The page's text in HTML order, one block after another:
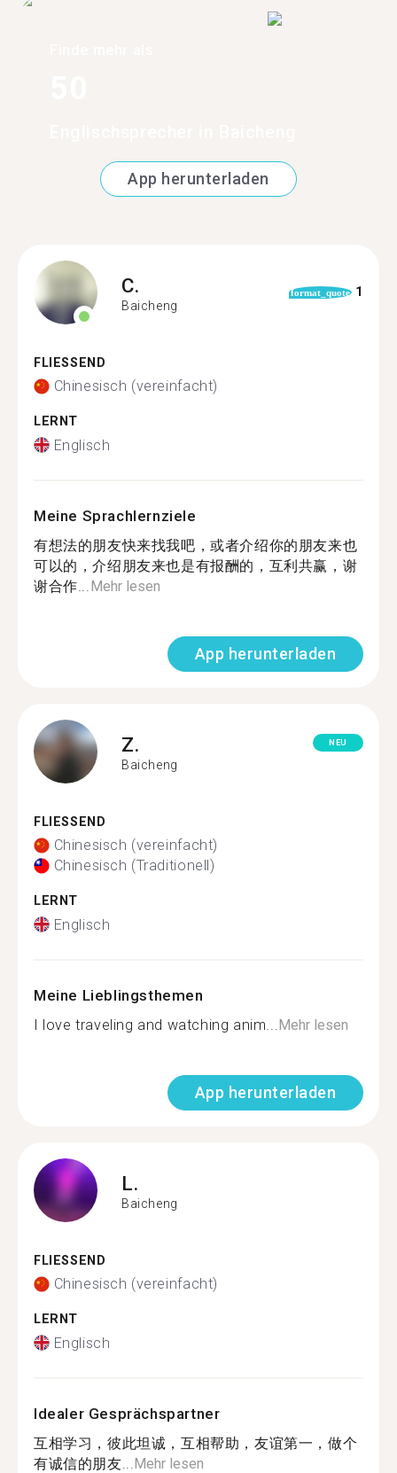
App herunterladen
C.
Baicheng
format_quote 1
FLIESSEND
Chinesisch (vereinfacht)
LERNT
Englisch
Meine Sprachlernziele
有想法的朋友快来找我吧，或者介绍你的朋友来也
可以的，介绍朋友来也是有报酬的，互利共赢，谢
谢合作... Mehr lesen
App herunterladen
Z.
Baicheng
NEU
FLIESSEND
Chinesisch (vereinfacht)
Chinesisch (Traditionell)
LERNT
Englisch
Meine Lieblingsthemen
I love traveling and watching anim... Mehr lesen
App herunterladen
L.
Baicheng
FLIESSEND
Chinesisch (vereinfacht)
LERNT
Englisch
Idealer Gesprächspartner
互相学习，彼此坦诚，互相帮助，友谊第一，做个
有诚信的朋友... Mehr lesen